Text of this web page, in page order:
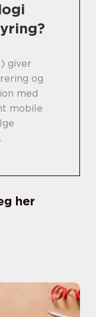
giver
og
med
mobile
her